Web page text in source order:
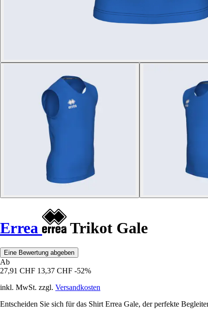
Errea Trikot Gale
Eine Bewertung abgeben
Ab
27,91 CHF 13,37 CHF -52%
inkl. MwSt. zzgl. Versandkosten
Entscheiden Sie sich für das Shirt Errea Gale, der perfekte